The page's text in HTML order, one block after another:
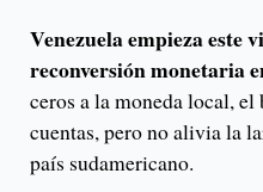
Venezuela empieza este
reconversión monetaria
ceros a la moneda local,
cuentas, pero no alivia la
país sudamericano.